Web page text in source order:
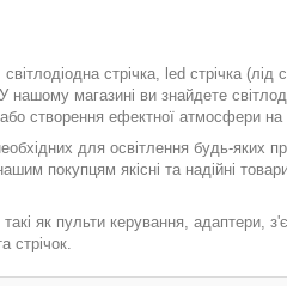
стрічка, led стрічка (лід
магазині ви знайдете
створення ефектної атмосфери на
для освітлення будь-яких
покупцям якісні та надійні товари
як пульти керування, адаптери,
стрічок.